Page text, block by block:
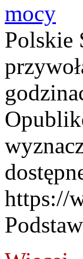
mocy
Polskie
https://